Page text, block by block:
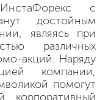
с
достойным
являясь при
различных
акций. Наряду
компании,
помогут
корпоративный